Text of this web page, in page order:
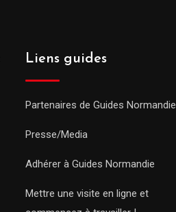
Liens guides
Partenaires de Guides Normandie
Presse/Media
Adhérer à Guides Normandie
Mettre une visite en ligne et